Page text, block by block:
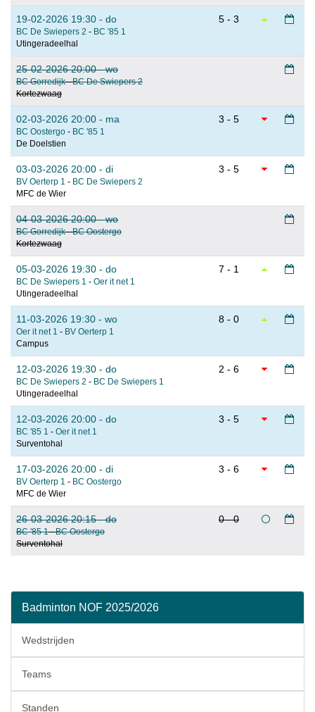
19-02-2026 19:30 - do
BC De Swiepers 2 - BC '85 1
Utingeradeelhal
5 - 3
25-02-2026 20:00 - wo
BC Gorredijk-BC De Swiepers 2
Kortezwaag
02-03-2026 20:00 - ma
BC Oostergo - BC '85 1
De Doelstien
3 - 5
03-03-2026 20:00 - di
BV Oerterp 1 - BC De Swiepers 2
MFC de Wier
3 - 5
04-03-2026 20:00 - wo
BC Gorredijk-BC Oostergo
Kortezwaag
05-03-2026 19:30 - do
BC De Swiepers 1 - Oer it net 1
Utingeradeelhal
7 - 1
11-03-2026 19:30 - wo
Oer it net 1 - BV Oerterp 1
Campus
8 - 0
12-03-2026 19:30 - do
BC De Swiepers 2 - BC De Swiepers 1
Utingeradeelhal
2 - 6
12-03-2026 20:00 - do
BC '85 1 - Oer it net 1
Surventohal
3 - 5
17-03-2026 20:00 - di
BV Oerterp 1 - BC Oostergo
MFC de Wier
3 - 6
26-03-2026 20:15 - do
BC '85 1-BC Oostergo
Surventohal
0 - 0
Badminton NOF 2025/2026
Wedstrijden
Teams
Standen